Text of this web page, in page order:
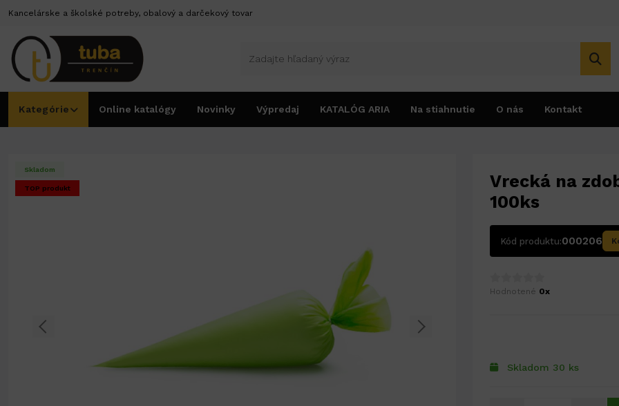
Kancelárske a školské potreby, obalový a darčekový tovar
Kategórie Online katalógy Novinky Výpredaj KATALÓG ARIA Na stiahnutie O nás Kontakt
Vrecká na zdobenie a plnenie Vrecká na zdobenie a plnenie Vrecká na zdobenie - ZELENÉ - 28x53cm - 100ks
Skladom
TOP produkt
Vrecká na
100ks
Kód produktu:000206
Hodnotené 0x
Skladom 30 ks